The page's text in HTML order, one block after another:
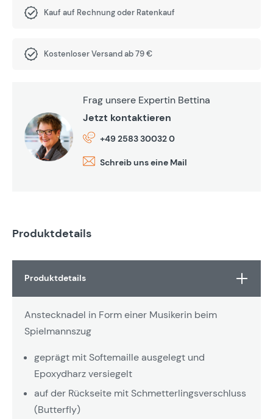
Kauf auf Rechnung oder Ratenkauf
Kostenloser Versand ab 79 €
Frag unsere Expertin Bettina
Jetzt kontaktieren
+49 2583 30032 0
Schreib uns eine Mail
Produktdetails
Produktdetails
Anstecknadel in Form einer Musikerin beim
Spielmannszug
geprägt mit Softemaille ausgelegt und
Epoxydharz versiegelt
auf der Rückseite mit Schmetterlingsverschluss
(Butterfly)